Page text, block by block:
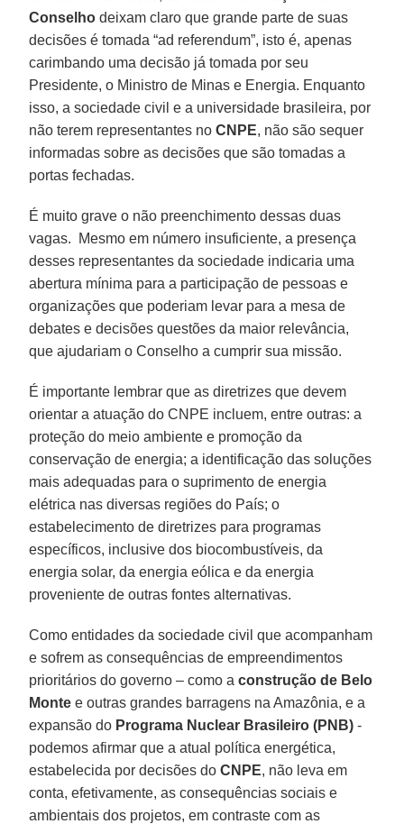
Conselho deixam claro que grande parte de suas
decisões é tomada “ad referendum”, isto é, apenas
carimbando uma decisão já tomada por seu
Presidente, o Ministro de Minas e Energia. Enquanto
isso, a sociedade civil e a universidade brasileira, por
não terem representantes noCNPE, não são sequer
informadas sobre as decisões que são tomadas a
portas fechadas.
É muito grave o não preenchimento dessas duas
vagas. Mesmo em número insuficiente, a presença
desses representantes da sociedade indicaria uma
abertura mínima para a participação de pessoas e
organizações que poderiam levar para a mesa de
debates e decisões questões da maior relevância,
que ajudariam o Conselho a cumprir sua missão.
É importante lembrar que as diretrizes que devem
orientar a atuação do CNPE incluem, entre outras: a
proteção do meio ambiente e promoção da
conservação de energia; a identificação das soluções
mais adequadas para o suprimento de energia
elétrica nas diversas regiões do País; o
estabelecimento de diretrizes para programas
específicos, inclusive dos biocombustíveis, da
energia solar, da energia eólica e da energia
proveniente de outras fontes alternativas.
Como entidades da sociedade civil que acompanham
e sofrem as consequências de empreendimentos
prioritários do governo – como aconstrução de Belo
Monte e outras grandes barragens na Amazônia, e a
expansão do Programa Nuclear Brasileiro (PNB) -
podemos afirmar que a atual política energética,
estabelecida por decisões doCNPE, não leva em
conta, efetivamente, as consequências sociais e
ambientais dos projetos, em contraste com as